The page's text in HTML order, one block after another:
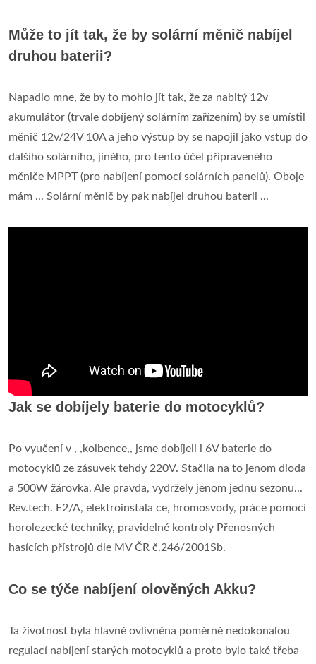
Může to jít tak, že by solární měnič nabíjel
druhou baterii?
Napadlo mne, že by to mohlo jít tak, že za nabitý 12v
akumulátor (trvale dobíjený solárním zařízením) by se umístil
měnič 12v/24V 10A a jeho výstup by se napojil jako vstup do
dalšího solárního, jiného, pro tento účel připraveného
měniče MPPT (pro nabíjení pomocí solárních panelů). Oboje
mám ... Solární měnič by pak nabíjel druhou baterii ...
Jak se dobíjely baterie do motocyklů?
Po vyučení v , ,kolbence,, jsme dobíjeli i 6V baterie do
motocyklů ze zásuvek tehdy 220V. Stačila na to jenom dioda
a 500W žárovka. Ale pravda, vydržely jenom jednu sezonu...
Rev.tech. E2/A, elektroinstala ce, hromosvody, práce pomocí
horolezecké techniky, pravidelné kontroly Přenosných
hasících přístrojů dle MV ČR č.246/2001Sb.
Co se týče nabíjení olověných Akku?
Ta životnost byla hlavně ovlivněna poměrně nedokonalou
regulací nabíjení starých motocyklů a proto bylo také třeba